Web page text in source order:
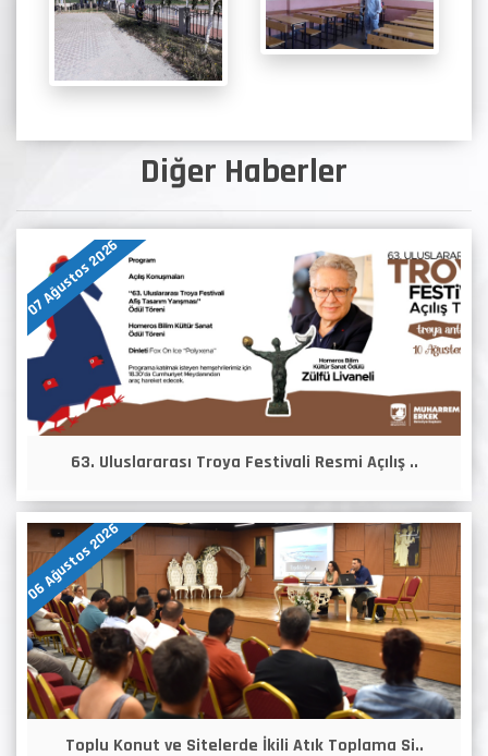
Diğer Haberler
07 Ağustos 2026
63. Uluslararası Troya Festivali Resmi Açılış ..
06 Ağustos 2026
Toplu Konut ve Sitelerde İkili Atık Toplama Si..